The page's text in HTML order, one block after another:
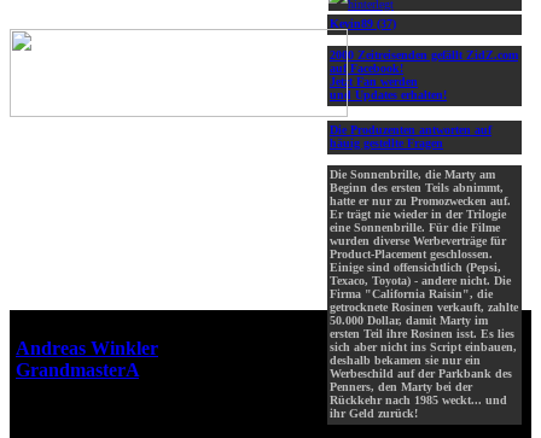
Kevin89 (37)
2000 Zeitreisenden gefällt ZidZ.com
auf Facebook!
Jetzt Fan werden
und Updates erhalten!
Die Produzenten antworten auf
häuig gestellte Fragen
Die Sonnenbrille, die Marty am
Beginn des ersten Teils abnimmt,
hatte er nur zu Promozwecken auf.
Er trägt nie wieder in der Trilogie
eine Sonnenbrille. Für die Filme
wurden diverse Werbeverträge für
Product-Placement geschlossen.
Einige sind offensichtlich (Pepsi,
Texaco, Toyota) - andere nicht. Die
Firma "California Raisin", die
getrocknete Rosinen verkauft, zahlte
50.000 Dollar, damit Marty im
ersten Teil ihre Rosinen isst. Es lies
sich aber nicht ins Script einbauen,
deshalb bekamen sie nur ein
Werbeschild auf der Parkbank des
Penners, den Marty bei der
Rückkehr nach 1985 weckt... und
ihr Geld zurück!
Andreas Winkler
GrandmasterA